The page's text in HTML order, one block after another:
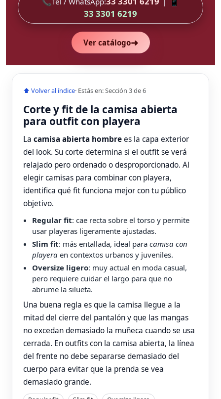
33 3301 6219
Ver catálogo➜
⬆ Volver al índice· Estás en: Sección 3 de 6
Corte y fit de la camisa abierta
para outfit con playera
Lacamisa abierta hombrees la capa exterior
del look. Su corte determina si el outfit se verá
relajado pero ordenado o desproporcionado. Al
elegir camisas para combinar con playera,
identifica qué fit funciona mejor con tu público
objetivo.
Regular fit: cae recta sobre el torso y permite
usar playeras ligeramente ajustadas.
Slim fit: más entallada, ideal para camisa con
playeraen contextos urbanos y juveniles.
Oversize ligero: muy actual en moda casual,
pero requiere cuidar el largo para que no
abrume la silueta.
Una buena regla es que la camisa llegue a la
mitad del cierre del pantalón y que las mangas
no excedan demasiado la muñeca cuando se usa
cerrada. En outfits con la camisa abierta, la línea
del frente no debe separarse demasiado del
cuerpo para evitar que la prenda se vea
demasiado grande.